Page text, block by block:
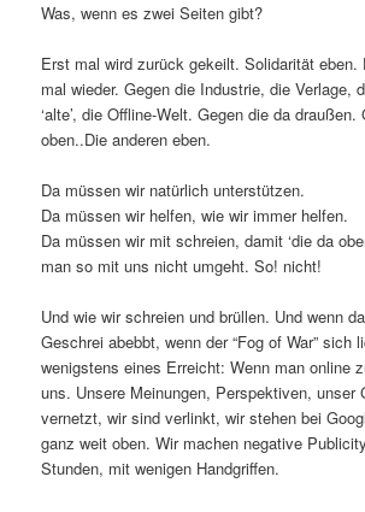
Was, wenn es zwei Seiten gibt?
Erst mal wird zurück gekeilt. Solidarität eben.
mal wieder. Gegen die Industrie, die Verlage,
‘alte’, die Offline-Welt. Gegen die da draußen.
oben..Die anderen eben.
Da müssen wir natürlich unterstützen.
Da müssen wir helfen, wie wir immer helfen.
Da müssen wir mit schreien, damit ‘die da
man so mit uns nicht umgeht. So! nicht!
Und wie wir schreien und brüllen. Und wenn
Geschrei abebbt, wenn der “Fog of War” sich
wenigstens eines Erreicht: Wenn man online
uns. Unsere Meinungen, Perspektiven, unser
vernetzt, wir sind verlinkt, wir stehen bei
ganz weit oben. Wir machen negative
Stunden, mit wenigen Handgriffen.